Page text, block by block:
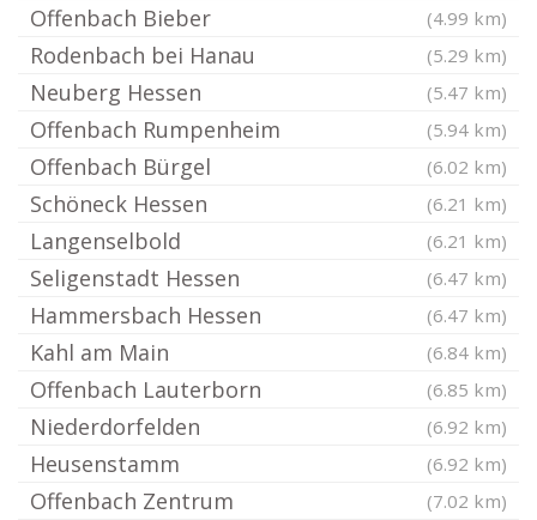
Offenbach Bieber (4.99 km)
Rodenbach bei Hanau (5.29 km)
Neuberg Hessen (5.47 km)
Offenbach Rumpenheim (5.94 km)
Offenbach Bürgel (6.02 km)
Schöneck Hessen (6.21 km)
Langenselbold (6.21 km)
Seligenstadt Hessen (6.47 km)
Hammersbach Hessen (6.47 km)
Kahl am Main (6.84 km)
Offenbach Lauterborn (6.85 km)
Niederdorfelden (6.92 km)
Heusenstamm (6.92 km)
Offenbach Zentrum (7.02 km)